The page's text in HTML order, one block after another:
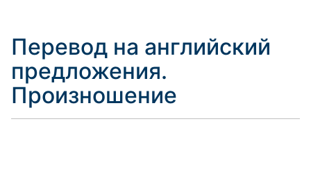
Перевод на английский
предложения.
Произношение